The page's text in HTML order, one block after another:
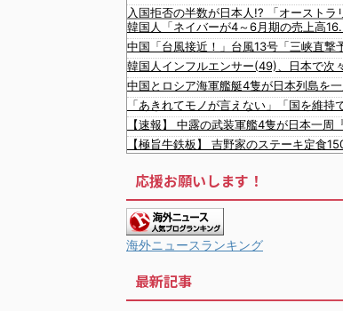
韓国人「ネイバーが4～6月期の売上高
中国「台風接近！」台風13号「三峡直
韓国人インフルエンサー(49)、日本で次
中国とロシア海軍艦艇4隻が日本列島を
「あきれてモノが言えない」「国を維
【速報】 中露の武装軍艦4隻が日本一周
【極旨牛鉄板】 吉野家のステーキ定食
【復讐】 絶対に「植えてはいけない植
FIFAとUEFAの争いが凄まじい泥沼状態
同僚の美人に土下座して必〇に頼んだら
【悲報】 玉川徹さん、警官の発泡での
【人工障がい者】 甥(28)「両親が亡く
韓国人「大韓航空の熊本地震飲料水支
韓国人「悲報：FIFA会長にさえ2002年
応援お願いします！
海外ニュースランキング
最新記事